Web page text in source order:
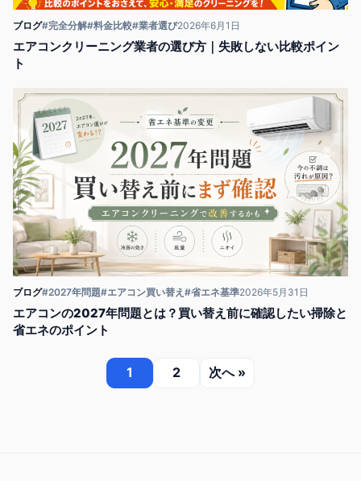
ブログ#完全分解#料金比較#業者選び2026年6月1日
エアコンクリーニング業者の選び方｜失敗しない比較ポイン
ト
ブログ#2027年問題#エアコン買い替え #省エネ基準2026年5月31日
エアコンの2027年問題とは？買い替え前に確認したい掃除と
省エネのポイント
1 2 次へ »